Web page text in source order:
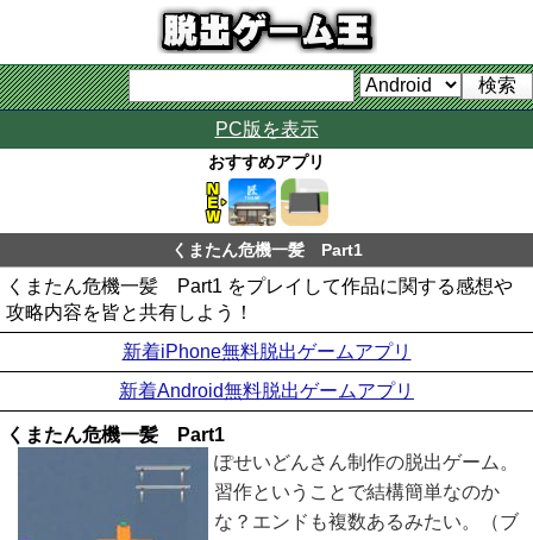
PC版を表示
おすすめアプリ
くまたん危機一髪 Part1
くまたん危機一髪 Part1 をプレイして作品に関する感想や
攻略内容を皆と共有しよう！
新着iPhone無料脱出ゲームアプリ
新着Android無料脱出ゲームアプリ
くまたん危機一髪 Part1
ぽせいどんさん制作の脱出ゲーム。
習作ということで結構簡単なのか
な？エンドも複数あるみたい。（ブ